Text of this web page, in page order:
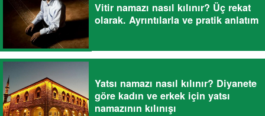
Vitir namazı nasıl kılınır? Üç rekat
olarak. Ayrıntılarla ve pratik anlatım
Yatsı namazı nasıl kılınır? Diyanete
göre kadın ve erkek için yatsı
namazının kılınışı